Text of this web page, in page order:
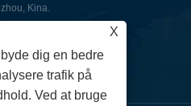
Kina.
X
dig en bedre
trafik på
Ved at bruge